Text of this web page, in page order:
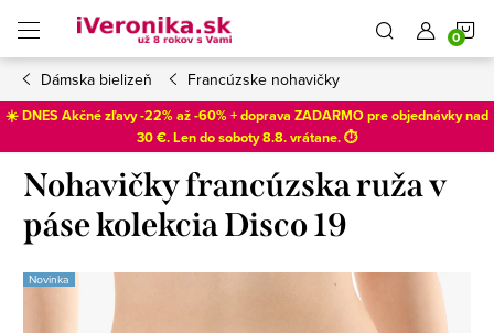
obsah
Dámska bielizeň Francúzske nohavičky
☀️ DNES Akčné zľavy -22% až -60% + doprava ZADARMO pre objednávky nad
30 €. Len dosoboty 8.8. vrátane. ⏱️
Nohavičky francúzska ruža v
páse kolekcia Disco 19
Novinka